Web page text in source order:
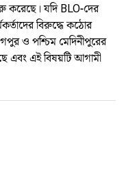
করেছে। যদি BLO-দের
বিরুদ্ধে কঠোর
ও পশ্চিম মেদিনীপুরের
এবং এই বিষয়টি আগামী